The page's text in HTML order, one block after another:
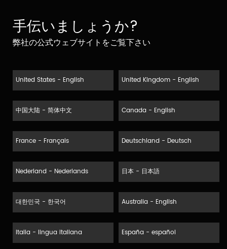
手伝いましょうか?
弊社の公式ウェブサイトをご覧下さい
United States - English United Kingdom - English
中国大陆 - 简体中文 Canada - English
France - Français Deutschland - Deutsch
Nederland - Nederlands 日本 - 日本語
대한민국 - 한국어 Australia - English
Italia - lingua italiana España - español